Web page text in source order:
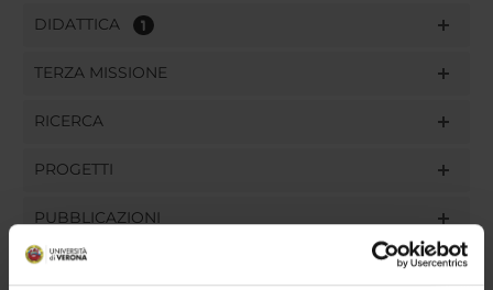
DIDATTICA 1
TERZA MISSIONE
RICERCA
PROGETTI
PUBBLICAZIONI
INCARICHI